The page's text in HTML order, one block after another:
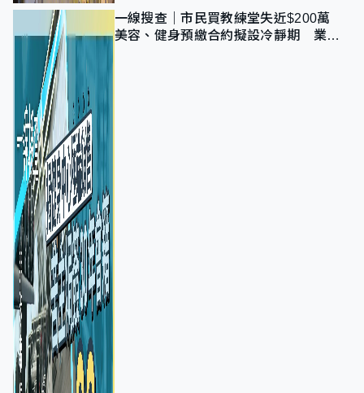
一線搜查｜市民買教練堂失近$200萬
美容、健身預繳合約擬設冷靜期 業界